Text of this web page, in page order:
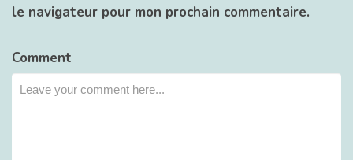
le navigateur pour mon prochain commentaire.
Comment